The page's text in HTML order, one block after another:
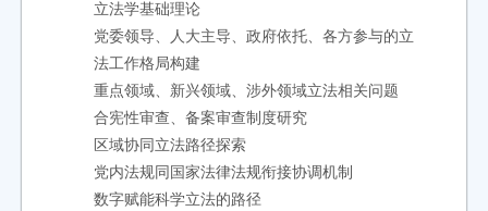
立法学基础理论
党委领导、人大主导、政府依托、各方参与的立
法工作格局构建
重点领域、新兴领域、涉外领域立法相关问题
合宪性审查、备案审查制度研究
区域协同立法路径探索
党内法规同国家法律法规衔接协调机制
数字赋能科学立法的路径